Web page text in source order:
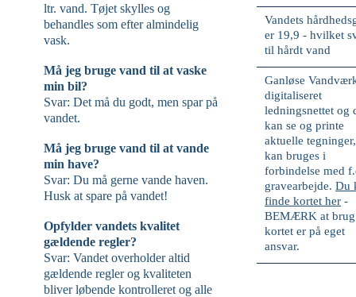
ltr. vand. Tøjet skylles og
behandles som efter almindelig
vask.
Må jeg bruge vand til at vaske
min bil?
Svar: Det må du godt, men spar på
vandet.
Må jeg bruge vand til at vande
min have?
Svar: Du må gerne vande haven.
Husk at spare på vandet!
Opfylder vandets kvalitet
gældende regler?
Svar: Vandet overholder altid
gældende regler og kvaliteten
bliver løbende kontrolleret og alle
Vandets
er 19,9 - hvilket
tilhårdt vand
Ganløse
digitaliseret
ledningsnettet og
kan se og printe
aktuelle
kan bruges i
forbindelse med
gravearbejde.Du
finde kortet her -
BEMÆRK at
kortet er på eget
ansvar.